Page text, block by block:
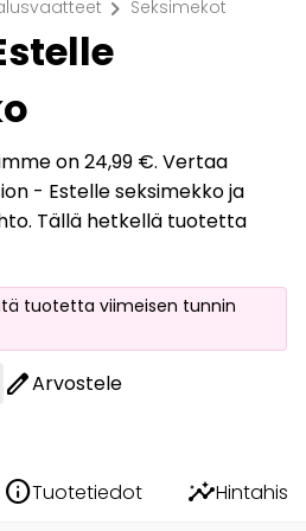
chevron_right Seksimekot
on 24,99 €. Vertaa
- Estelle seksimekko ja
Tällä hetkellä tuotetta
tuotetta viimeisen tunnin
editArvostele
infoTuotetiedot insights